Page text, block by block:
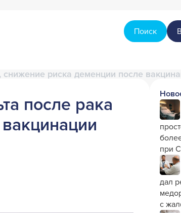
Поиск
риска деменции после
после рака
при
дал
с